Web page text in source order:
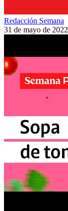
Redacción Semana
31 de mayo de